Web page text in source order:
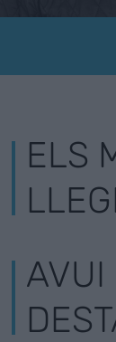
ELS
AVUI